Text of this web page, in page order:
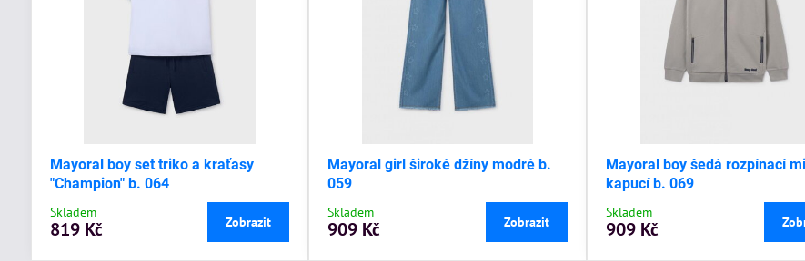
Mayoral boy set triko a kraťasy
"Champion" b. 064
Skladem
819 Kč Zobrazit
Mayoral girl široké džíny modré b.
059
Skladem
909 Kč Zobrazit
Mayoral boy šedá rozpínací
kapucí b. 069
Skladem
909 Kč